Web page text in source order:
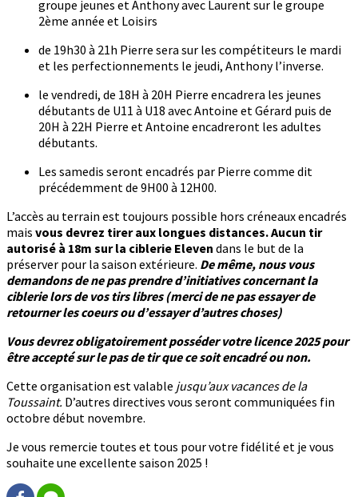
groupe jeunes et Anthony avec Laurent sur le groupe
2ème année et Loisirs
de 19h30 à 21h Pierre sera sur les compétiteurs le mardi
et les perfectionnements le jeudi, Anthony l’inverse.
le vendredi, de 18H à 20H Pierre encadrera les jeunes
débutants de U11 à U18 avec Antoine et Gérard puis de
20H à 22H Pierre et Antoine encadreront les adultes
débutants.
Les samedis seront encadrés par Pierre comme dit
précédemment de 9H00 à 12H00.
L’accès au terrain est toujours possible hors créneaux encadrés
mais vous devrez tirer aux longues distances. Aucun tir
autorisé à 18m sur la ciblerie Eleven dans le but de la
préserver pour la saison extérieure. De même, nous vous
demandons de ne pas prendre d’initiatives concernant la
ciblerie lors de vos tirs libres (merci de ne pas essayer de
retourner les coeurs ou d’essayer d’autres choses)
Vous devrez obligatoirement posséder votre licence 2025 pour
être accepté sur le pas de tir que ce soit encadré ou non.
Cette organisation est valable jusqu’aux vacances de la
Toussaint. D’autres directives vous seront communiquées fin
octobre début novembre.
Je vous remercie toutes et tous pour votre fidélité et je vous
souhaite une excellente saison 2025 !